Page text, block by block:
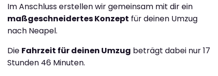
Im Anschluss erstellen wir gemeinsam mit dir ein
maßgeschneidertes Konzept für deinen Umzug
nach Neapel.
Die Fahrzeit für deinen Umzug beträgt dabei nur 17
Stunden 46 Minuten.